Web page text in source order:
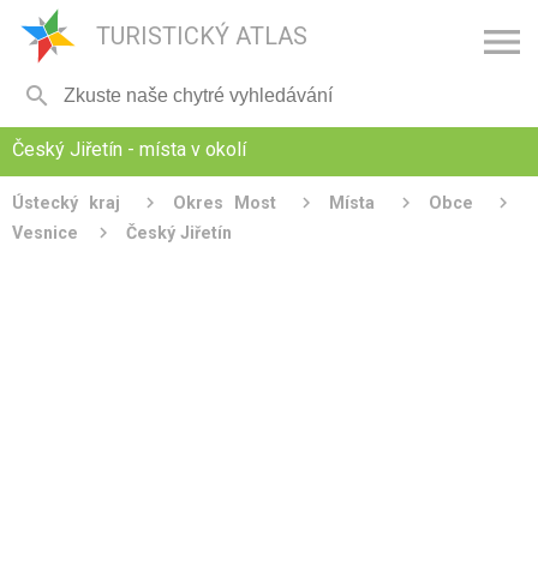
TURISTICKÝ ATLAS 

Český Jiřetín - místa v okolí
Ústecký kraj Okres Most Místa
Obce
Vesnice
Český Jiřetín